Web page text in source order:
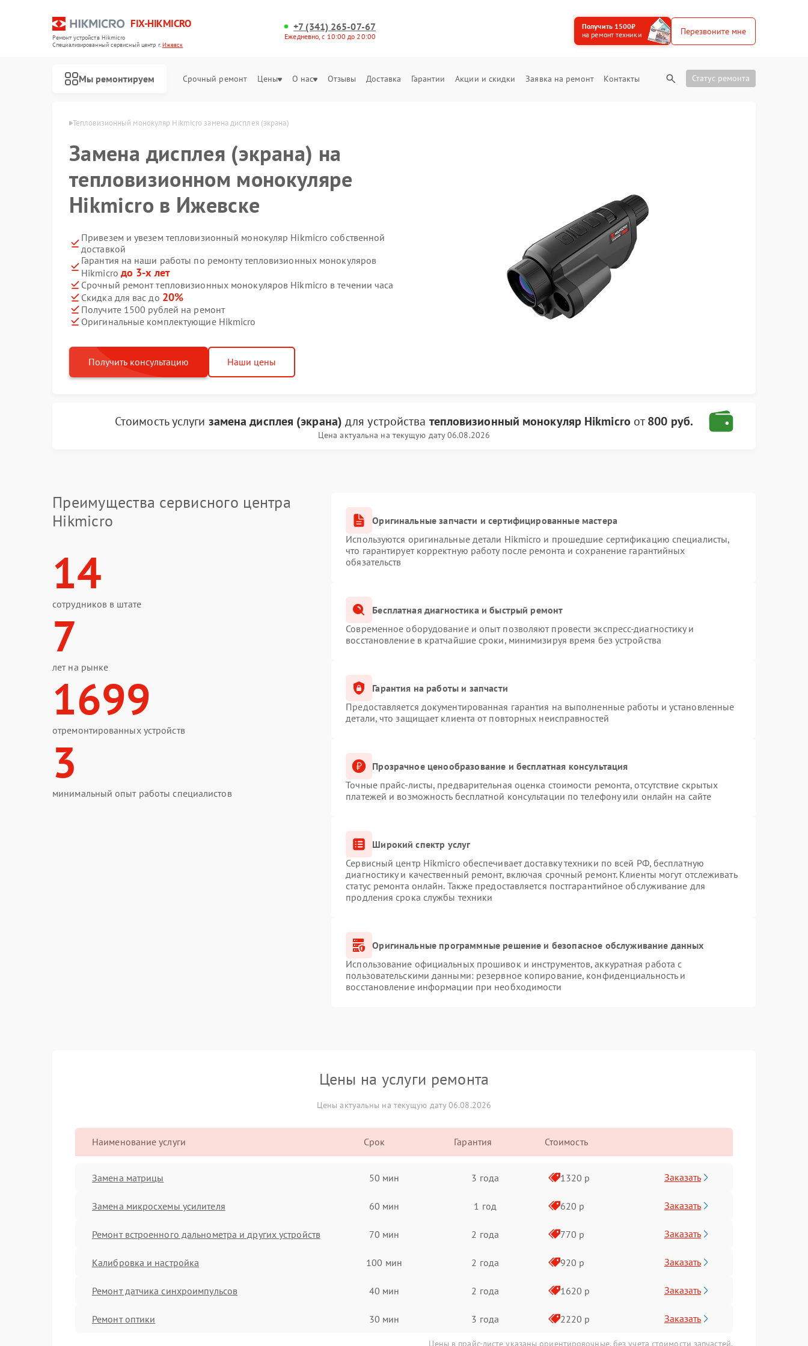
FIX-HIKMICRO
Ремонт устройств Hikmicro
Специализированный cервисный центр г.Ижевск
+7 (341) 265-07-67
Ежедневно, с 10:00 до 20:00
Получить 1500₽
на ремонт техники
Перезвоните мне
Мы ремонтируем Срочный ремонт Цены О нас Отзывы Доставка Гарантии Акции и скидки Заявка на ремонт Контакты Статус ремонта
Тепловизионный монокуляр Hikmicro замена дисплея (экрана)
Замена дисплея (экрана) на
тепловизионном монокуляре
Hikmicro в Ижевске
Привезем и увезем тепловизионный монокуляр Hikmicro собственной
доставкой
Гарантия на наши работы по ремонту тепловизионных монокуляров
Hikmicro до 3-х лет
Срочный ремонт тепловизионных монокуляров Hikmicro в течении часа
Скидка для вас до 20%
Получите 1500 рублей на ремонт
Оригинальные комплектующие Hikmicro
Получить консультацию Наши цены
Стоимость услуги замена дисплея (экрана) для устройства тепловизионный монокуляр Hikmicro от800 руб.
Цена актуальна на текущую дату 06.08.2026
Преимущества сервисного центра
Hikmicro
14
сотрудников в штате
7
лет на рынке
1699
отремонтированных устройств
3
минимальный опыт работы специалистов
Оригинальные запчасти и сертифицированные мастера
Используются оригинальные детали Hikmicro и прошедшие сертификацию специалисты,
что гарантирует корректную работу после ремонта и сохранение гарантийных
обязательств
Бесплатная диагностика и быстрый ремонт
Современное оборудование и опыт позволяют провести экспресс-диагностику и
восстановление в кратчайшие сроки, минимизируя время без устройства
Гарантия на работы и запчасти
Предоставляется документированная гарантия на выполненные работы и установленные
детали, что защищает клиента от повторных неисправностей
Прозрачное ценообразование и бесплатная консультация
Точные прайс-листы, предварительная оценка стоимости ремонта, отсутствие скрытых
платежей и возможность бесплатной консультации по телефону или онлайн на сайте
Широкий спектр услуг
Сервисный центр Hikmicro обеспечивает доставку техники по всей РФ, бесплатную
диагностику и качественный ремонт, включая срочный ремонт. Клиенты могут отслеживать
статус ремонта онлайн. Также предоставляется постгарантийное обслуживание для
продления срока службы техники
Оригинальные программные решение и безопасное обслуживание данных
Использование официальных прошивок и инструментов, аккуратная работа с
пользовательскими данными: резервное копирование, конфиденциальность и
восстановление информации при необходимости
Цены на услуги ремонта
Цены актуальны на текущую дату 06.08.2026
Наименование услуги Срок Гарантия Стоимость
Замена матрицы 50 мин 3 года 1320 р Заказать
Замена микросхемы усилителя 60 мин 1 год 620 р Заказать
Ремонт встроенного дальнометра и других устройств 70 мин 2 года 770 р Заказать
Калибровка и настройка 100 мин 2 года 920 р Заказать
Ремонт датчика синхроимпульсов 40 мин 2 года 1620 р Заказать
Ремонт оптики 30 мин 3 года 2220 р Заказать
Цены в прайс-листе указаны ориентировочные, без учета стоимости запчастей.